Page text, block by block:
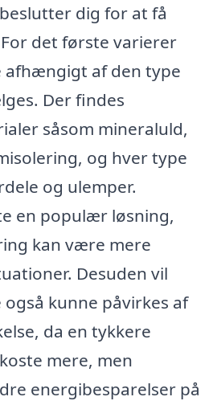
dig for at få
det første varierer
afhængigt af den type
Der findes
såsom mineraluld,
og hver type
og ulemper.
en populær løsning,
kan være mere
Desuden vil
kunne påvirkes af
da en tykkere
mere, men
energibesparelser på